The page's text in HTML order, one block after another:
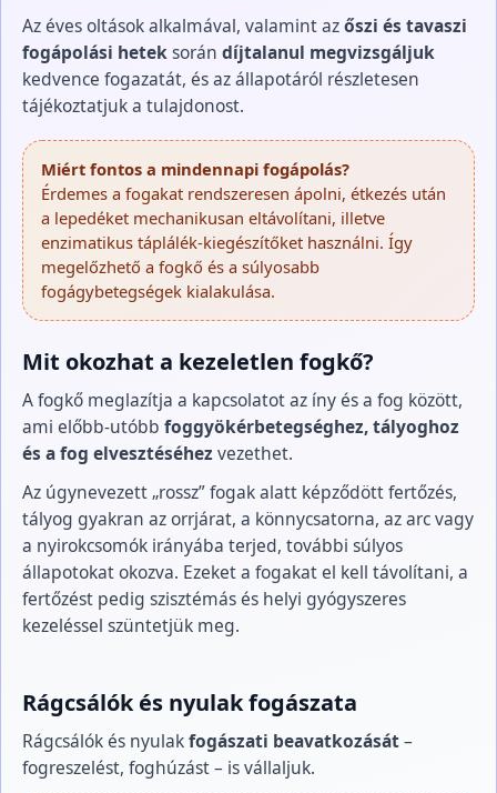
Az éves oltások alkalmával, valamint azőszi és tavaszi
fogápolási heteksorándíjtalanul megvizsgáljuk
kedvence fogazatát, és az állapotáról részletesen
tájékoztatjuk a tulajdonost.
Miért fontos a mindennapi fogápolás?
Érdemes a fogakat rendszeresen ápolni, étkezés után
a lepedéket mechanikusan eltávolítani, illetve
enzimatikus táplálék-kiegészítőket használni. Így
megelőzhető a fogkő és a súlyosabb
fogágybetegségek kialakulása.
Mit okozhat a kezeletlen fogkő?
A fogkő meglazítja a kapcsolatot az íny és a fog között,
ami előbb-utóbbfoggyökérbetegséghez, tályoghoz
és a fog elvesztéséhez vezethet.
Az úgynevezett „rossz” fogak alatt képződött fertőzés,
tályog gyakran az orrjárat, a könnycsatorna, az arc vagy
a nyirokcsomók irányába terjed, további súlyos
állapotokat okozva. Ezeket a fogakat el kell távolítani, a
fertőzést pedig szisztémás és helyi gyógyszeres
kezeléssel szüntetjük meg.
Rágcsálók és nyulak fogászata
Rágcsálók és nyulakfogászati beavatkozását–
fogreszelést, foghúzást – is vállaljuk.